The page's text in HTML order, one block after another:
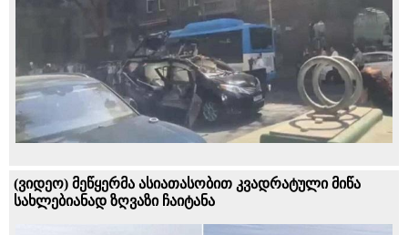
(ვიდეო) მეწყერმა ასიათასობით კვადრატული მიწა
სახლებიანად ზღვაზი ჩაიტანა